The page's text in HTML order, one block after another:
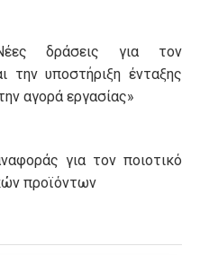
δράσεις για τον
την υποστήριξη ένταξης
αγορά εργασίας»
για τον ποιοτικό
προϊόντων